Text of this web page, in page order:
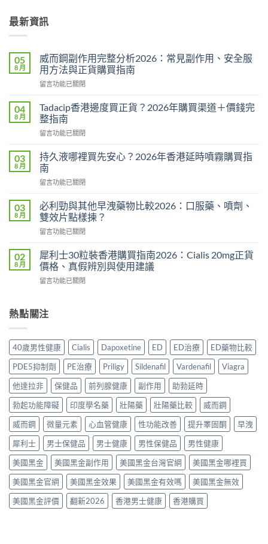
最新資訊
05
8 月
威而鋼副作用完整分析2026：常見副作用、安全服
用方法與正貨購買指南
在
而
鋼
副
作
完
整
分
析
常
見
作
安
全
服
法
與
貨
購
買
指
南〉
中
留言功能已關閉
04
8 月
Tadacip香港邊度買正貨？2026年購買渠道＋價錢完
整指南
在
香
港
邊
度
正
貨？
2026
年
買
渠
＋
完
南〉
中
留言功能已關閉
03
8 月
持久液哪裡買先安心？2026年香港延時噴霧購買指
南
在
久
液
哪
裡
先
安
心？
2026
港
噴
霧
購
買
指
南〉
中
留言功能已關閉
03
8 月
必利勁與其他早洩藥物比較2026：口服藥、噴劑、
雙效片點樣揀？
在
利
勁
與
其
洩
比
較
2026：
口
服
藥、
噴
劑、
效
點
樣
揀？〉
中
留言功能已關閉
02
8 月
犀利士30粒裝香港購買指南2026：Cialis 20mg正貨
價格、真假辨別與使用建議
在
士
30
裝
香
港
購
買
指
南
2026：
Cialis
20mg
貨
價
格、
真
假
辨
留言功能已關閉
熱點關注
40歲男性健康 Cialis Dapoxetine ED ED治療
ED藥物比較
PDE5抑制劑
PE治療 Priligy Sildenafil Vardenafil
Viagra
他達拉非
保健品 前列腺健康 副作用
助勃延時
勃起功能障礙
印度學名藥 壯陽藥 壯陽藥比較
威而鋼
威而鋼
微量元素 心血管健康 性功能改善 提升睪固酮
早洩
犀利士
男士保健品 男士健康 男性保健品
男性健康
美國黑金
美國黑金副作用 美國黑金台灣官網
美國黑金哪裡買
美國黑金官網
美國黑金效果 美國黑金有效嗎
美國黑金無效
美國黑金評價
翻新2026 香港男士健康 香港購買